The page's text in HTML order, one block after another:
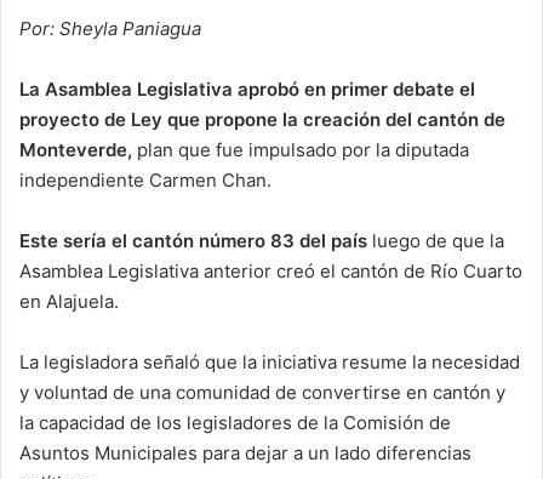
Por: Sheyla Paniagua
La Asamblea Legislativa aprobó en primer debate el
proyecto de Ley que propone la creación del cantón de
Monteverde, plan que fue impulsado por la diputada
independiente Carmen Chan.
Este sería el cantón número 83 del país luego de que la
Asamblea Legislativa anterior creó el cantón de Río Cuarto
en Alajuela.
La legisladora señaló que la iniciativa resume la necesidad
y voluntad de una comunidad de convertirse en cantón y
la capacidad de los legisladores de la Comisión de
Asuntos Municipales para dejar a un lado diferencias